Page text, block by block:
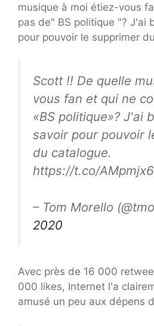
musique à moi étiez-vous
pas de" BS politique "? J'ai
pour pouvoir le supprimer
Scott !! De quelle
vous fan et qui ne
«BS politique»? J'ai
savoir pour pouvoir
du catalogue.
https://t.co/
– Tom Morello
2020
Avec près de 16 000
000 likes, Internet l'a
amusé un peu aux dépens